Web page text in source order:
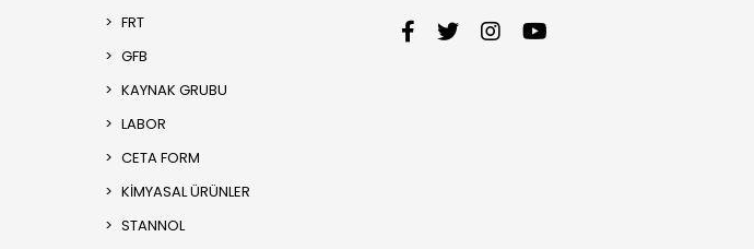
FRT
GFB
KAYNAK GRUBU
LABOR
CETA FORM
KİMYASAL ÜRÜNLER
STANNOL